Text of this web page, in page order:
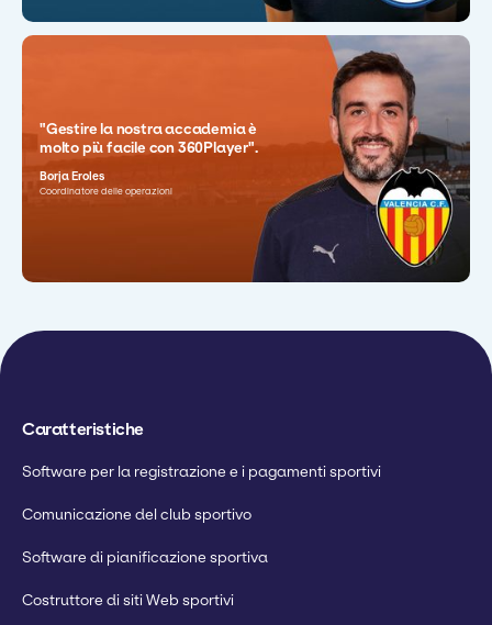
"Gestire la nostra accademia è
molto più facile con 360Player".
Borja Eroles
Coordinatore delle operazioni
"360Player ci dà l'opportunità di
utilizzare la tecnologia a supporto
"360Player è semplicemente la
migliore piattaforma organizzativa
Sam Dexter
Caratteristiche
Software per la registrazione e i pagamenti sportivi
Comunicazione del club sportivo
Software di pianificazione sportiva
Costruttore di siti Web sportivi